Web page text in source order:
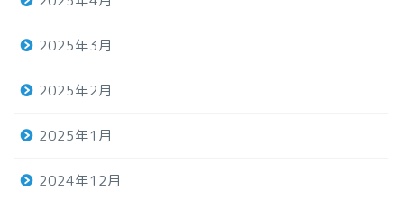
2025年3月
2025年2月
2025年1月
2024年12月